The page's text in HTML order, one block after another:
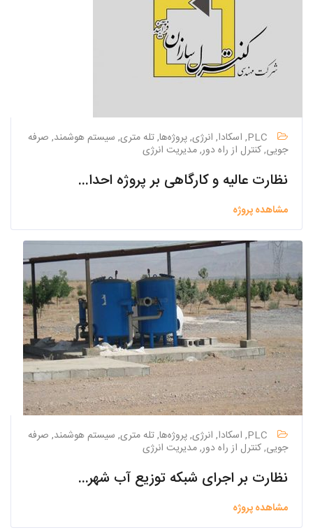
PLC, اسکادا, انرژی, پروژه‌ها, تله متری, سیستم هوشمند, صرفه
جویی, کنترل از راه دور, مدیریت انرژی
نظارت عالیه و کارگاهی بر پروژه احداث مدول دوم تصفیه خانه فاضلاب شهرک صنعتی مبارکه
مشاهده پروژه
PLC, اسکادا, انرژی, پروژه‌ها, تله متری, سیستم هوشمند, صرفه
جویی, کنترل از راه دور, مدیریت انرژی
نظارت بر اجرای شبکه توزیع آب شهرک صنعتی نجف آباد ۲
مشاهده پروژه